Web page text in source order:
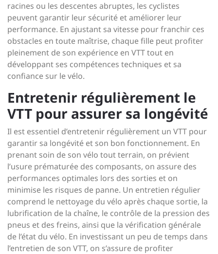
racines ou les descentes abruptes, les cyclistes
peuvent garantir leur sécurité et améliorer leur
performance. En ajustant sa vitesse pour franchir ces
obstacles en toute maîtrise, chaque fille peut profiter
pleinement de son expérience en VTT tout en
développant ses compétences techniques et sa
confiance sur le vélo.
Entretenir régulièrement le
VTT pour assurer sa longévité
Il est essentiel d’entretenir régulièrement un VTT pour
garantir sa longévité et son bon fonctionnement. En
prenant soin de son vélo tout terrain, on prévient
l’usure prématurée des composants, on assure des
performances optimales lors des sorties et on
minimise les risques de panne. Un entretien régulier
comprend le nettoyage du vélo après chaque sortie, la
lubrification de la chaîne, le contrôle de la pression des
pneus et des freins, ainsi que la vérification générale
de l’état du vélo. En investissant un peu de temps dans
l’entretien de son VTT, on s’assure de profiter